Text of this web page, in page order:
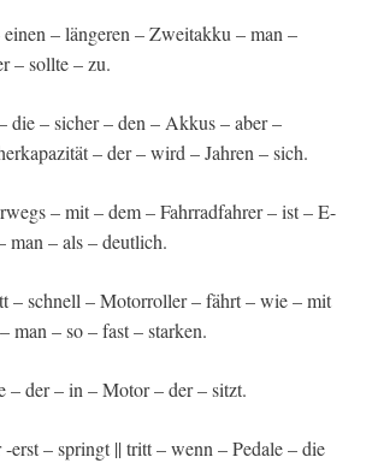
– längeren – Zweitakku – man –
– sollte – zu.
die – sicher – den – Akkus – aber –
– der – wird – Jahren – sich.
– mit – dem – Fahrradfahrer – ist – E-
man – als – deutlich.
– schnell – Motorroller – fährt – wie – mit
man – so – fast – starken.
– der – in – Motor – der – sitzt.
-erst – springt || tritt – wenn – Pedale – die